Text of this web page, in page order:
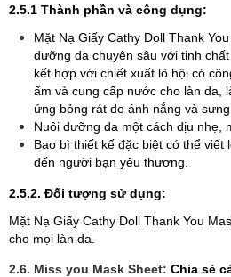
2.5.1 Thành phần và công dụng:
Mặt Nạ Giấy Cathy Doll Thank
dưỡng da chuyên sâu với tinh
kết hợp với chiết xuất lô hội có
ẩm và cung cấp nước cho làn da,
ứng bỏng rát do ánh nắng và sưng
Nuôi dưỡng da một cách dịu nhẹ,
Bao bì thiết kế đặc biệt có thể viết
đến người bạn yêu thương.
2.5.2. Đối tượng sử dụng:
Mặt Nạ Giấy Cathy Doll Thank You
cho mọi làn da.
2.6. Miss you Mask Sheet: Chia sẻ